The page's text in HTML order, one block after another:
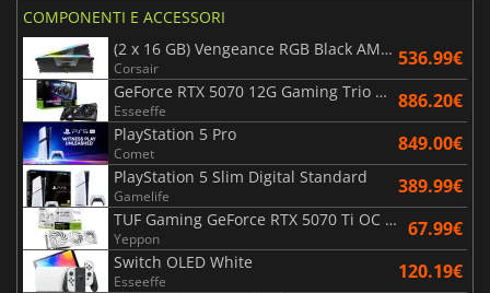
COMPONENTI E ACCESSORI
(2 x 16 GB) Vengeance RGB Black AMD Expo 6000 MHz - CAS 30
Corsair 536.99€
GeForce RTX 5070 12G Gaming Trio OC Black
Esseeffe 886.20€
PlayStation 5 Pro
Comet 849.00€
PlayStation 5 Slim Digital Standard
Gamelife 389.99€
TUF Gaming GeForce RTX 5070 Ti OC White Edition 16GB
Yeppon 67.99€
Switch OLED White
Esseeffe 120.19€